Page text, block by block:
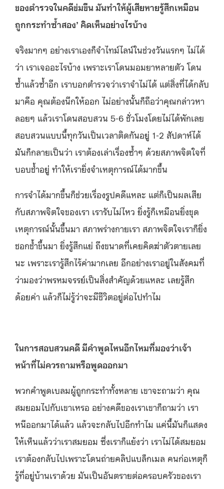
ของตำรวจในคดีข่มขืน มันทำให้ผู้เสียหายรู้สึกเหมือน
ถูกกระทำซ้ำสอง’ คิดเห็นอย่างไรบ้าง
จริงมากๆ อย่างเราเองก็จำไทม์ไลน์ในช่วงวันแรกๆ ไม่ได้
ว่า เราเจออะไรบ้าง เพราะเราโดนมอมยาหลายตัว โดน
ซ้ำแล้วซ้ำอีก เราบอกตำรวจว่าเราจำไม่ได้ แต่สิ่งที่ได้กลับ
มาคือ คุณต้องนึกให้ออก ไม่อย่างนั้นก็ถือว่าคุณกล่าวหา
ลอยๆ แล้วเราโดนสอบสวน 5-6 ชั่วโมงโดยไม่ได้พักเลย
สอบสวนแบบนี้ทุกวันเป็นเวลาติดกันอยู่ 1-2 สัปดาห์ได้
มันก็กลายเป็นว่า เราต้องเล่าเรื่องซ้ำๆ ด้วยสภาพจิตใจที่
บอบช้ำอยู่ ทำให้เรายิ่งจำเหตุการณ์ได้มากขึ้น
การจำได้มากขึ้นก็ช่วยเรื่องรูปคดีแหละ แต่ก็เป็นผลเสีย
กับสภาพจิตใจของเรา เรารับไม่ไหว ยิ่งรู้ก็เหมือนยิ่งขุด
เหตุการณ์นั้นขึ้นมา สภาพร่างกายเรา สภาพจิตใจเราก็ยิ่ง
ชอกช้ำขึ้นมา ยิ่งรู้สึกแย่ ถึงขนาดที่เคยคิดฆ่าตัวตายเลย
นะ เพราะเรารู้สึกไร้ค่ามากเลย อีกอย่างเราอยู่ในสังคมที่
ว่ามองว่าพรหมจรรย์เป็นสิ่งสำคัญด้วยแหละ เลยรู้สึก
ด้อยค่า แล้วก็ไม่รู้ว่าจะมีชีวิตอยู่ต่อไปทำไม
ในการสอบสวนคดี มีคำพูดไหนอีกไหมที่มองว่าเจ้า
หน้าที่ไม่ควรถามหรือพูดออกมา
พวกคำพูดเบลมผู้ถูกกระทำทั้งหลาย เขาจะถามว่า คุณ
สมยอมไปกับเขาเหรอ อย่างคดีของเราเขาก็ถามว่า เรา
หนีออกมาได้แล้ว แล้วจะกลับไปอีกทำไม แค่นี้มันก็แสดง
ให้เห็นแล้วว่าเราสมยอม ซึ่งเราก็แย้งว่า เราไม่ได้สมยอม
เราต้องกลับไปเพราะโดนถ่ายคลิปแบล็กเมล คนก่อเหตุก็
รู้ที่อยู่บ้านเราด้วย มันเป็นอันตรายต่อครอบครัวของเรา